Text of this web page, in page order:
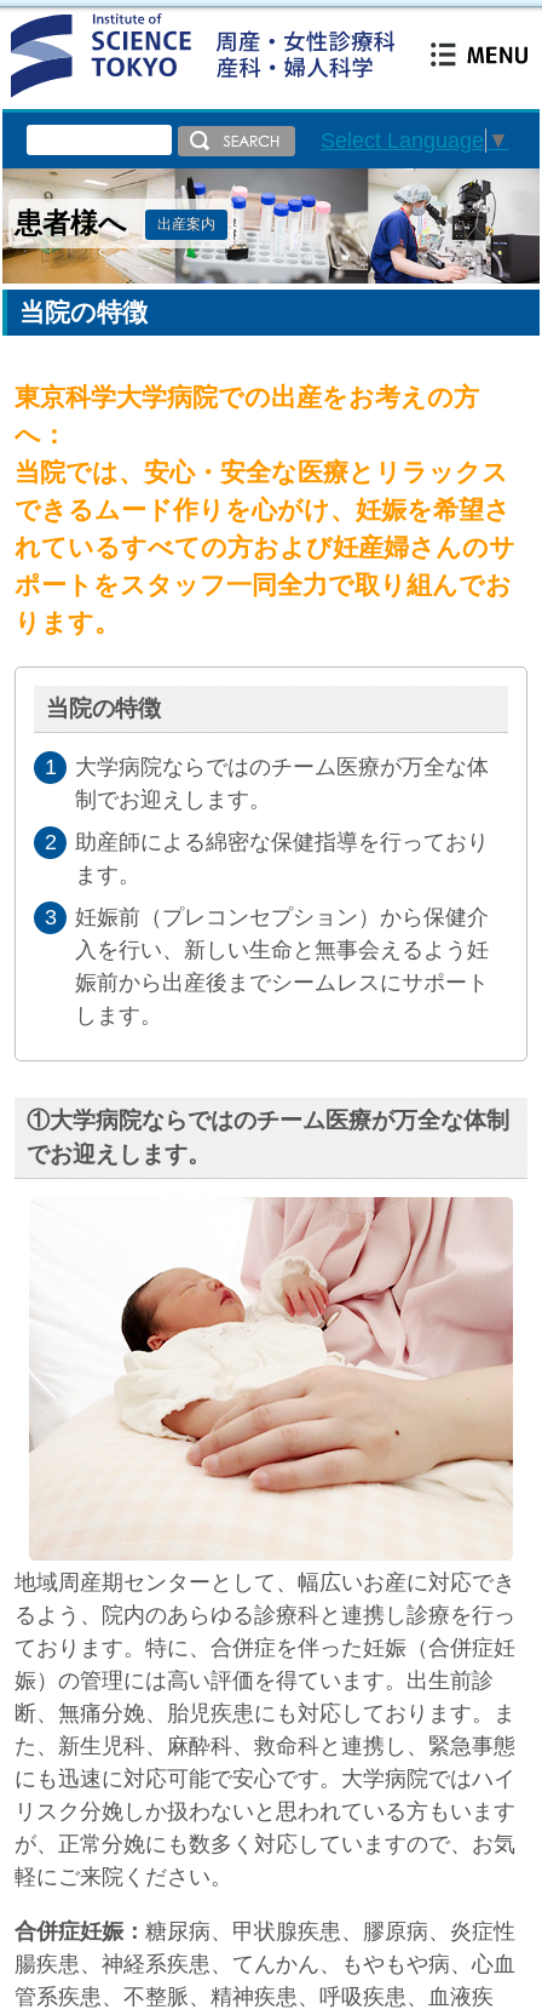
Select Language ▼
患者様へ 出産案内
当院の特徴
東京科学大学病院での出産をお考えの方
へ：
当院では、安心・安全な医療とリラックス
できるムード作りを心がけ、妊娠を希望さ
れているすべての方および妊産婦さんのサ
ポートをスタッフ一同全力で取り組んでお
ります。
当院の特徴
大学病院ならではのチーム医療が万全な体
制でお迎えします。
助産師による綿密な保健指導を行っており
ます。
妊娠前（プレコンセプション）から保健介
入を行い、新しい生命と無事会えるよう妊
娠前から出産後までシームレスにサポート
します。
①大学病院ならではのチーム医療が万全な体制
でお迎えします。
地域周産期センターとして、幅広いお産に対応でき
るよう、院内のあらゆる診療科と連携し診療を行っ
ております。特に、合併症を伴った妊娠（合併症妊
娠）の管理には高い評価を得ています。出生前診
断、無痛分娩、胎児疾患にも対応しております。ま
た、新生児科、麻酔科、救命科と連携し、緊急事態
にも迅速に対応可能で安心です。大学病院ではハイ
リスク分娩しか扱わないと思われている方もいます
が、正常分娩にも数多く対応していますので、お気
軽にご来院ください。
合併症妊娠：糖尿病、甲状腺疾患、膠原病、炎症性
腸疾患、神経系疾患、てんかん、もやもや病、心血
管系疾患、不整脈、精神疾患、呼吸疾患、血液疾